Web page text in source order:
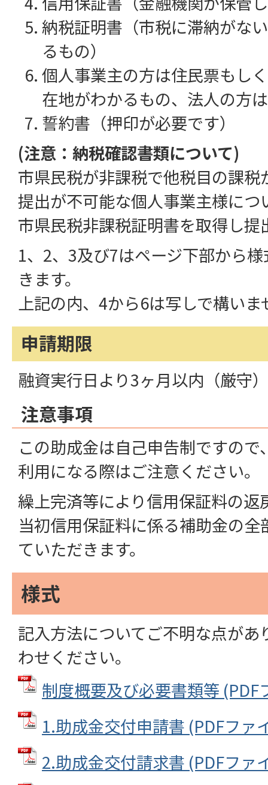
納税証明書（市税に滞納がな
るもの）
個人事業主の方は住民票もし
在地がわかるもの、法人の方
誓約書（押印が必要です）
(注意：納税確認書類について)
市県民税が非課税で他税目の課
提出が不可能な個人事業主様につ
市県民税非課税証明書を取得し提
1、2、3及び7はページ下部から
きます。
上記の内、4から6は写しで構いま
申請期限
融資実行日より3ヶ月以内（厳守）
注意事項
この助成金は自己申告制ですの
利用になる際はご注意ください。
繰上完済等により信用保証料の返
当初信用保証料に係る補助金の
ていただきます。
様式
記入方法についてご不明な点があ
わせください。
制度概要及び必要書類等
1.助成金交付申請書 (PDFファ
2.助成金交付請求書 (PDFファ